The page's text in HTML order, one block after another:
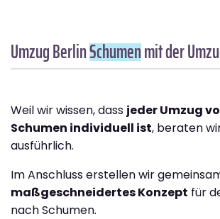
Umzug BerlinSchumenmit der
Weil wir wissen, dass jeder Umzug
Schumen individuell ist, beraten
ausführlich.
Im Anschluss erstellen wir
maßgeschneidertes Konzept für
nach Schumen.